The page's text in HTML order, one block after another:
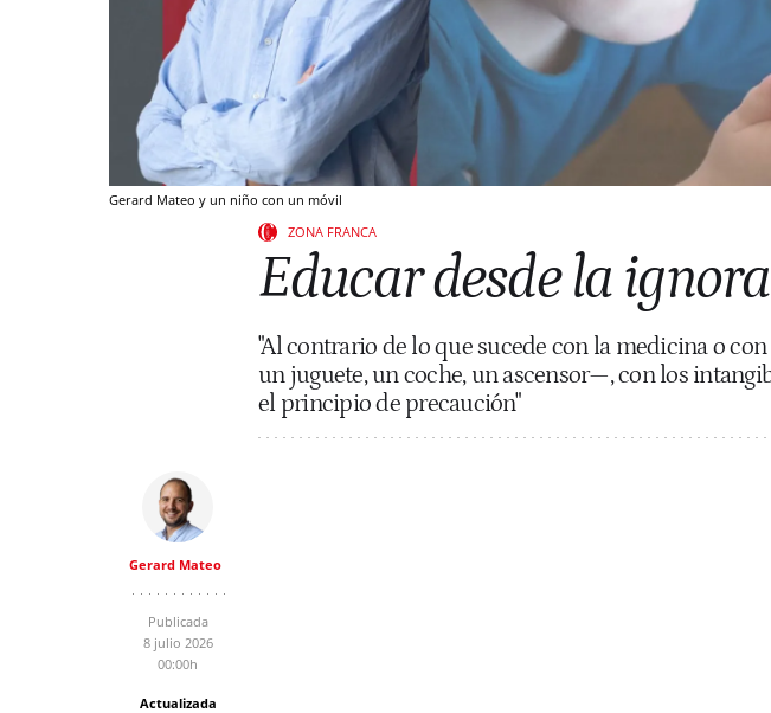
Gerard Mateo y un niño con un móvil
ZONA FRANCA
Educar desde la
"Al contrario de lo que sucede con la medicina o
un juguete, un coche, un ascensor—, con los
el principio de precaución"
Gerard Mateo
Publicada
8 julio 2026
00:00h
Actualizada